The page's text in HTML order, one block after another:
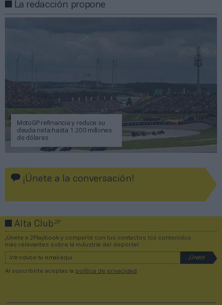
La redacción propone
MotoGP refinancia y reduce su
deuda neta hasta 1.200 millones
de dólares
¡Únete a la conversación!
Alta Club2P
¡Únete a 2Playbook y comparte con tus contactos los contenidos
más relevantes sobre la industria del deporte!
Al suscribirte aceptas la política de privacidad